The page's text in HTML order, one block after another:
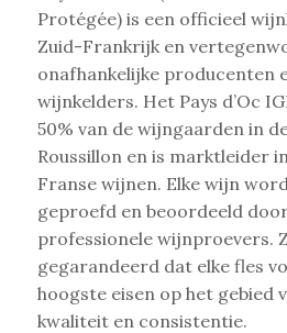
Protégée) is een officieel
Zuid-Frankrijk en
onafhankelijke producenten
wijnkelders. Het Pays d’Oc
50% van de wijngaarden in
Roussillon en is marktleider
Franse wijnen. Elke wijn
geproefd en beoordeeld
professionele wijnproevers.
gegarandeerd dat elke fles
hoogste eisen op het gebied
kwaliteit en consistentie.